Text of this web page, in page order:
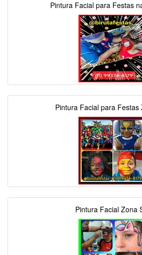
Pintura Facial para Festas
Pintura Facial para Festas
Pintura Facial Zona